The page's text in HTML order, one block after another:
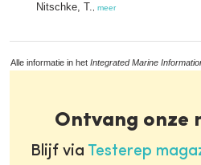
Nitschke, T. meer
Alle informatie in het Integrated Marine
Ontvang onze
Blijf via Testerep